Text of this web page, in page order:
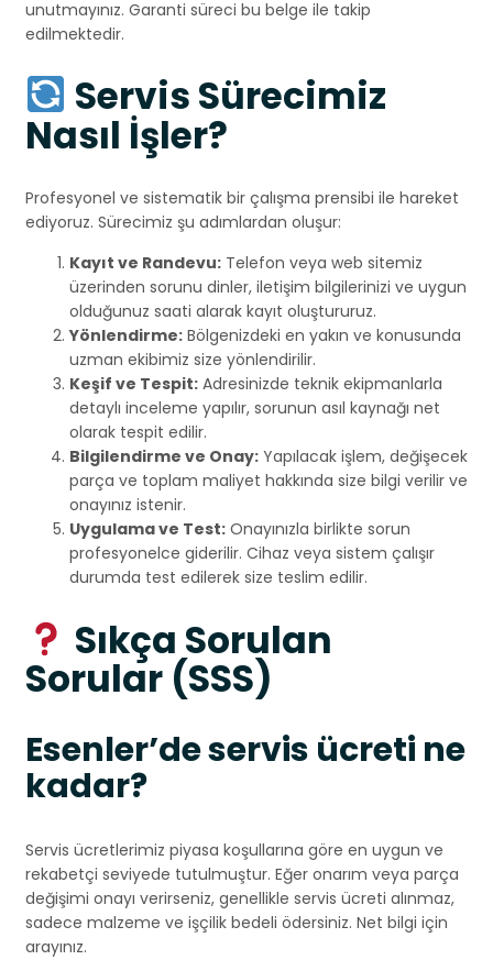
unutmayınız. Garanti süreci bu belge ile takip
edilmektedir.
Servis Sürecimiz
Nasıl İşler?
Profesyonel ve sistematik bir çalışma prensibi ile hareket
ediyoruz. Sürecimiz şu adımlardan oluşur:
Kayıt ve Randevu: Telefon veya web sitemiz
üzerinden sorunu dinler, iletişim bilgilerinizi ve uygun
olduğunuz saati alarak kayıt oluştururuz.
Yönlendirme: Bölgenizdeki en yakın ve konusunda
uzman ekibimiz size yönlendirilir.
Keşif ve Tespit: Adresinizde teknik ekipmanlarla
detaylı inceleme yapılır, sorunun asıl kaynağı net
olarak tespit edilir.
Bilgilendirme ve Onay: Yapılacak işlem, değişecek
parça ve toplam maliyet hakkında size bilgi verilir ve
onayınız istenir.
Uygulama ve Test: Onayınızla birlikte sorun
profesyonelce giderilir. Cihaz veya sistem çalışır
durumda test edilerek size teslim edilir.
Sıkça Sorulan
Sorular (SSS)
Esenler’de servis ücreti ne
kadar?
Servis ücretlerimiz piyasa koşullarına göre en uygun ve
rekabetçi seviyede tutulmuştur. Eğer onarım veya parça
değişimi onayı verirseniz, genellikle servis ücreti alınmaz,
sadece malzeme ve işçilik bedeli ödersiniz. Net bilgi için
arayınız.